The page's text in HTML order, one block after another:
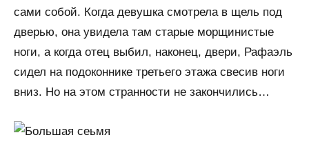
сами собой. Когда девушка смотрела в щель под
дверью, она увидела там старые морщинистые
ноги, а когда отец выбил, наконец, двери, Рафаэль
сидел на подоконнике третьего этажа свесив ноги
вниз. Но на этом странности не закончились…